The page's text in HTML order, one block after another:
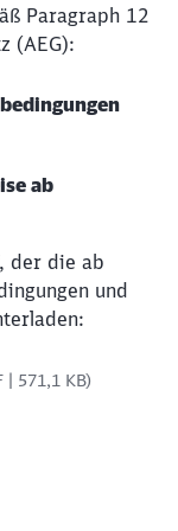
Paragraph 12
(AEG):
ab
der die ab
und
| 571,1 KB)
Schließen